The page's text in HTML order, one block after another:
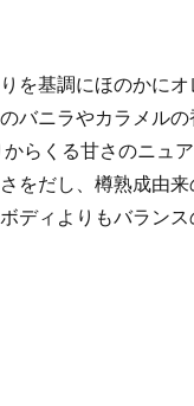
を基調にほのかにオ
バニラやカラメルの
らくる甘さのニュ
をだし、樽熟成由来
ディよりもバランス